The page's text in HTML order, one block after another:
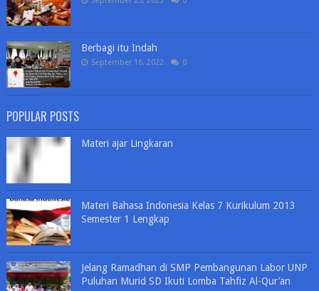
Berbagi itu Indah
September 16, 2022 0
POPULAR POSTS
Materi ajar Lingkaran
Materi Bahasa Indonesia Kelas 7 Kurikulum 2013
Semester 1 Lengkap
Jelang Ramadhan di SMP Pembangunan Labor UNP
Puluhan Murid SD Ikuti Lomba Tahfiz Al-Qur’an